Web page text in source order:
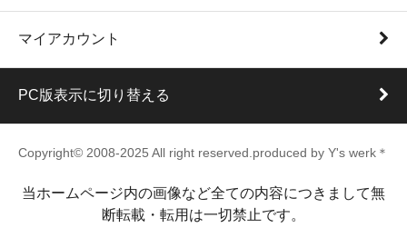
マイアカウント
PC版表示に切り替える
Copyright© 2008-2025 All right reserved.produced by Y's werk＊
当ホームページ内の画像など全ての内容につきまして無
断転載・転用は一切禁止です。